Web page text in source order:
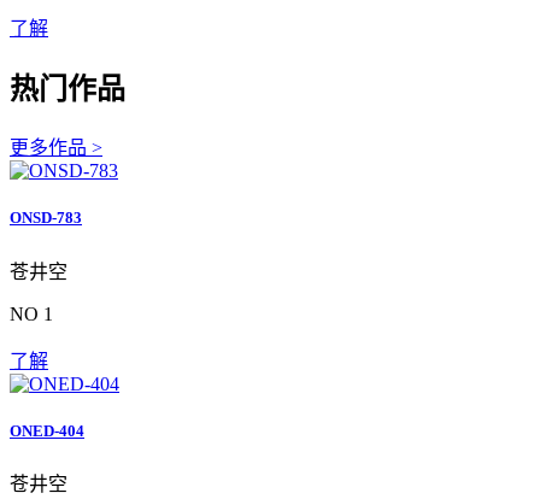
了解
热门作品
更多作品 >
ONSD-783
苍井空
NO 1
了解
ONED-404
苍井空